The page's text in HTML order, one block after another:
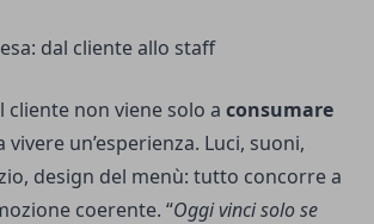
dal cliente allo staff
cliente non viene solo a consumare
vivere un’esperienza. Luci, suoni,
design del menù: tutto concorre a
coerente. “Oggi vinci solo se